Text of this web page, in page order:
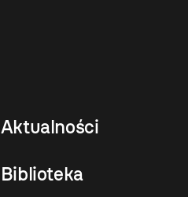
Aktualności
Biblioteka